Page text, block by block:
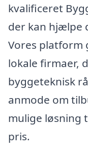
kvalificeret
der kan hjælpe
Vores platform
lokale firmaer,
byggeteknisk
anmode om
mulige løsning
pris.